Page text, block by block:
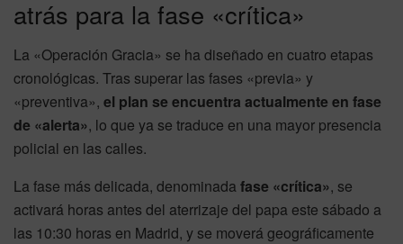
atrás para la fase «crítica»
La «Operación Gracia» se ha diseñado en cuatro etapas
cronológicas. Tras superar las fases «previa» y
«preventiva», el plan se encuentra actualmente en fase
de «alerta», lo que ya se traduce en una mayor presencia
policial en las calles.
La fase más delicada, denominadafase «crítica», se
activará horas antes del aterrizaje del papa este sábado a
las 10:30 horas en Madrid, y se moverá geográficamente